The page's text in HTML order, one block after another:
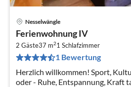
Nesselwängle
Ferienwohnung IV
2 Gäste37 m21 Schlafzimmer
1 Bewertung
Herzlich willkommen! Sport, Kultur, Action, Apres Ski -
oder - Ruhe, Entspannung, Kraft